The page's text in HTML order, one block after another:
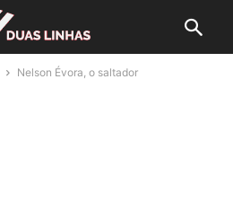
Nelson Évora, o saltador